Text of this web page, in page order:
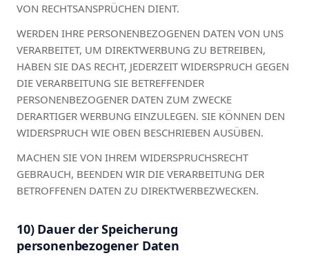
VON RECHTSANSPRÜCHEN DIENT.
WERDEN IHRE PERSONENBEZOGENEN DATEN VON UNS
VERARBEITET, UM DIREKTWERBUNG ZU BETREIBEN,
HABEN SIE DAS RECHT, JEDERZEIT WIDERSPRUCH GEGEN
DIE VERARBEITUNG SIE BETREFFENDER
PERSONENBEZOGENER DATEN ZUM ZWECKE
DERARTIGER WERBUNG EINZULEGEN. SIE KÖNNEN DEN
WIDERSPRUCH WIE OBEN BESCHRIEBEN AUSÜBEN.
MACHEN SIE VON IHREM WIDERSPRUCHSRECHT
GEBRAUCH, BEENDEN WIR DIE VERARBEITUNG DER
BETROFFENEN DATEN ZU DIREKTWERBEZWECKEN.
10) Dauer der Speicherung
personenbezogener Daten